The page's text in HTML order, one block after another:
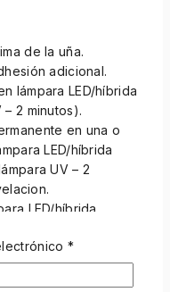
de la uña.
adicional.
lámpara LED/híbrida
2 minutos).
en una o
LED/híbrida
UV – 2
LED/híbrida
o mate
*